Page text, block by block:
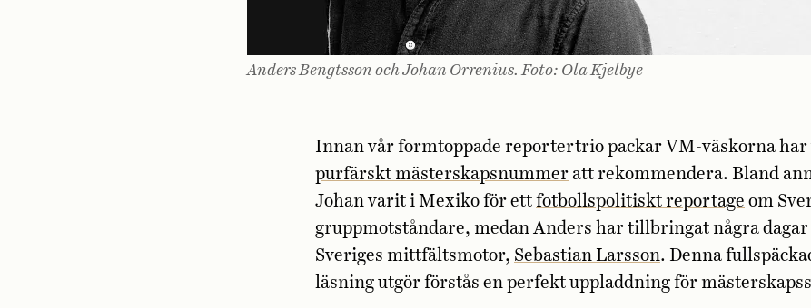
Anders Bengtsson och Johan Orrenius. Foto: Ola Kjelbye
Innan vår formtoppade reportertrio packar VM-väskorna har
purfärskt mästerskapsnummer att rekommendera. Bland
Johan varit i Mexiko för ett fotbollspolitiskt reportage om
gruppmotståndare, medan Anders har tillbringat några dagar
Sveriges mittfältsmotor, Sebastian Larsson. Denna
läsning utgör förstås en perfekt uppladdning för